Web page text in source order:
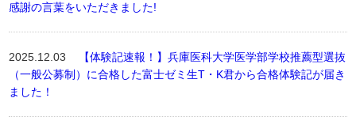
感謝の言葉をいただきました!
2025.12.03
【体験記速報！】兵庫医科大学医学部学校推薦型選抜
（一般公募制）に合格した富士ゼミ生T・K君から合格体験記が届き
ました！